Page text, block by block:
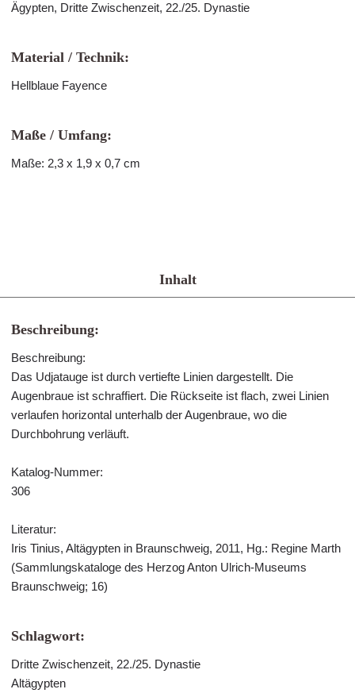
Ägypten, Dritte Zwischenzeit, 22./25. Dynastie
Material / Technik:
Hellblaue Fayence
Maße / Umfang:
Maße: 2,3 x 1,9 x 0,7 cm
Inhalt
Beschreibung:
Beschreibung:
Das Udjatauge ist durch vertiefte Linien dargestellt. Die
Augenbraue ist schraffiert. Die Rückseite ist flach, zwei Linien
verlaufen horizontal unterhalb der Augenbraue, wo die
Durchbohrung verläuft.
Katalog-Nummer:
306
Literatur:
Iris Tinius, Altägypten in Braunschweig, 2011, Hg.: Regine Marth
(Sammlungskataloge des Herzog Anton Ulrich-Museums
Braunschweig; 16)
Schlagwort:
Dritte Zwischenzeit, 22./25. Dynastie
Altägypten